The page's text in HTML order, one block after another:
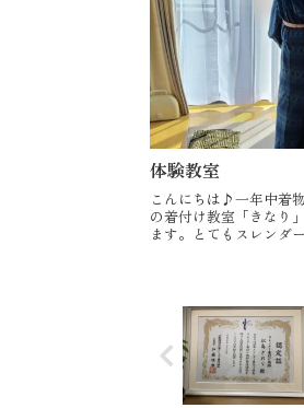
体験教室
こんにちは♪一年中着
の着付け教室「きなり
ます。とてもスレンダ